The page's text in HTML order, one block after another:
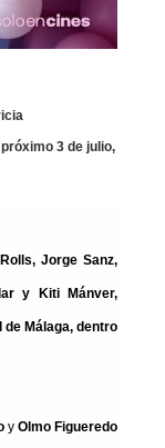
3 de julio,
Rolls,Jorge Sanz,
y Kiti Mánver,
Málaga, dentro
y Olmo Figueredo